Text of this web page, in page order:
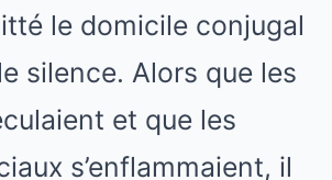
le domicile conjugal
silence. Alors que les
et que les
s’enflammaient, il